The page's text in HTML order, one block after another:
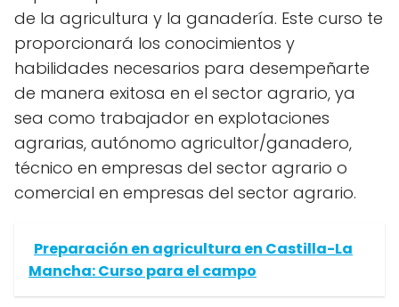
de la agricultura y la ganadería. Este curso te
proporcionará los conocimientos y
habilidades necesarios para desempeñarte
de manera exitosa en el sector agrario, ya
sea como trabajador en explotaciones
agrarias, autónomo agricultor/ganadero,
técnico en empresas del sector agrario o
comercial en empresas del sector agrario.
Preparación en agricultura en Castilla-La
Mancha: Curso para el campo